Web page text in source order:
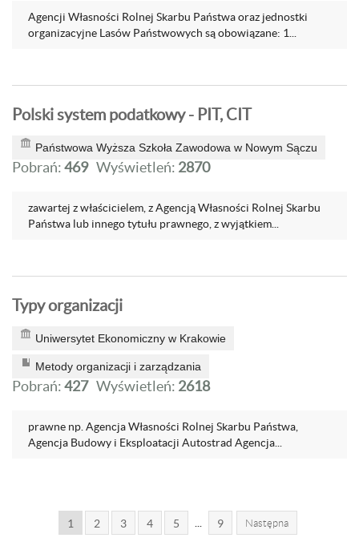
Agencji Własności Rolnej Skarbu Państwa oraz jednostki
organizacyjne Lasów Państwowych są obowiązane: 1...
Polski system podatkowy - PIT, CIT
Państwowa Wyższa Szkoła Zawodowa w Nowym Sączu
Pobrań:469 Wyświetleń: 2870
zawartej z właścicielem, z Agencją Własności Rolnej Skarbu
Państwa lub innego tytułu prawnego, z wyjątkiem...
Typy organizacji
Uniwersytet Ekonomiczny w Krakowie
Metody organizacji i zarządzania
Pobrań:427 Wyświetleń: 2618
prawne np. Agencja Własności Rolnej Skarbu Państwa,
Agencja Budowy i Eksploatacji Autostrad Agencja...
1 2 3 4 5 9 Następna